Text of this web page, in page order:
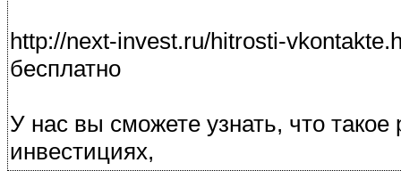
http://next-invest.ru/hitrosti-
бесплатно
У нас вы сможете узнать, что
инвестициях,